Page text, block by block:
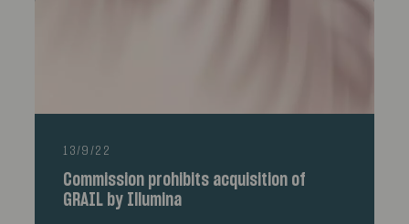
13/9/22
Commission prohibits acquisition of
GRAIL by Illumina